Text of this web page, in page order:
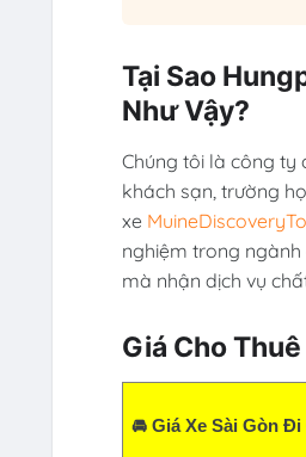
Tại Sao
Như Vậy?
Chúng tôi là công ty
khách sạn, trường
xe
nghiệm trong ngành
mà nhận dịch vụ
Giá Cho
🚘 Giá Xe Sài Gòn